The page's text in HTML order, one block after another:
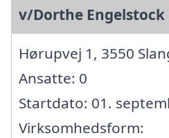
v/Dorthe Engelstock
Hørupvej 1, 3550
Ansatte: 0
Startdato: 01.
Virksomhedsform: